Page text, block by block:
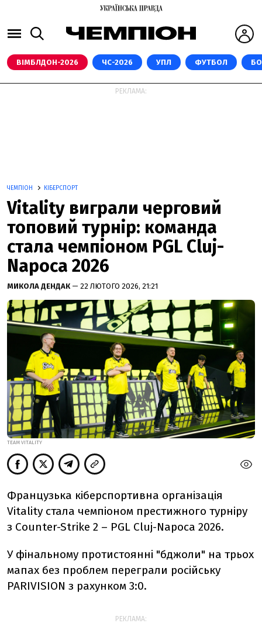
ВІМБЛДОН-2026 ЧС-2026 УПЛ ФУТБОЛ
РЕКЛАМА:
ЧЕМПІОН КІБЕРСПОРТ
Vitality виграли черговий
топовий турнір: команда
стала чемпіоном PGL Cluj-
Napoca 2026
МИКОЛА ДЕНДАК — 22 ЛЮТОГО 2026, 21:21
TEAM VITALITY
Французька кіберспортивна організація
Vitality стала чемпіоном престижного турніру
з Counter-Strike 2 – PGL Cluj-Napoca 2026.
У фінальному протистоянні "бджоли" на трьох
мапах без проблем переграли російську
PARIVISION з рахунком 3:0.
РЕКЛАМА: